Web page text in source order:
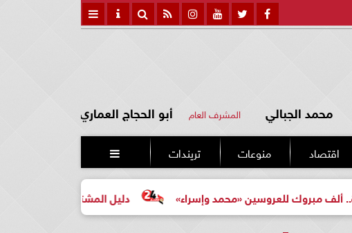
محمد الجبالي المشرف العام أبو الحجاج العماري
اقتصاد منوعات تريندات 
دليل المشتري لأول مرة لاختيار للعروسين «محمد وإسراء»